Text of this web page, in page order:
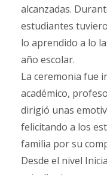
alcanzadas.
estudiantes
lo aprendido a lo
año escolar.
La ceremonia fue
académico,
dirigió unas
felicitando a los
familia por su
Desde el nivel